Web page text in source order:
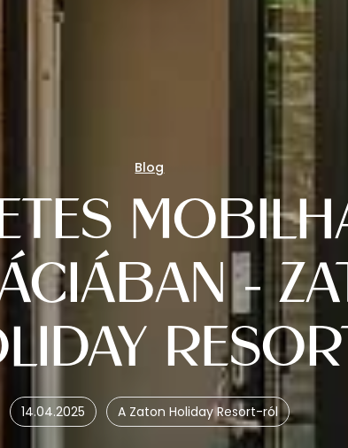
Blog
-
14.04.2025 A Zaton Holiday Resort-ról